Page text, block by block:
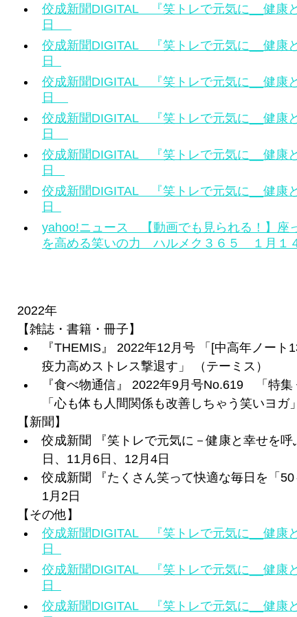
佼成新聞DIGITAL　『笑トレで元気に__健康
日
佼成新聞DIGITAL　『笑トレで元気に__健康
日
佼成新聞DIGITAL　『笑トレで元気に__健康
日
佼成新聞DIGITAL　『笑トレで元気に__健康
日
佼成新聞DIGITAL　『笑トレで元気に__健康
日
佼成新聞DIGITAL　『笑トレで元気に__健康
日
yahoo!ニュース　【動画でも見られる！】座
を高める笑いの力　ハルメク３６５　１月１
2022年
【雑誌・書籍・冊子】
『THEMIS』 2022年12月号 「[中高年ノー
疫力高めストレス撃退す」 （テーミス）
『食べ物通信』 2022年9月号No.619　「特
「心も体も人間関係も改善しちゃう笑いヨガ
【新聞】
佼成新聞 『笑トレで元気に－健康と幸せを
日、11月6日、12月4日
佼成新聞 『たくさん笑って快適な毎日を「
1月2日
【その他】
佼成新聞DIGITAL　『笑トレで元気に__健康
日
佼成新聞DIGITAL　『笑トレで元気に__健康
日
佼成新聞DIGITAL　『笑トレで元気に__健康